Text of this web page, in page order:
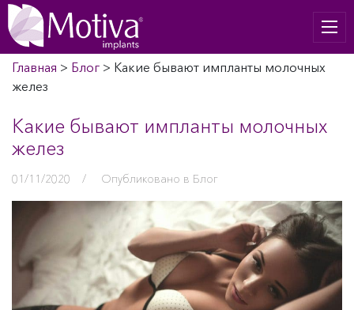
Главная > Блог > Какие бывают импланты молочных
желез
Какие бывают импланты молочных
желез
01/11/2020 / Опубликовано в Блог